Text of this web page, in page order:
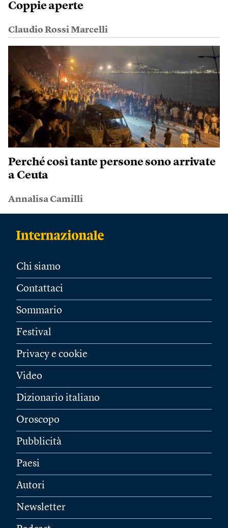
Coppie aperte
Claudio Rossi Marcelli
Perché così tante persone sono arrivate
a Ceuta
Annalisa Camilli
Chi siamo
Contattaci
Sommario
Festival
Privacy e cookie
Video
Dizionario italiano
Oroscopo
Pubblicità
Paesi
Autori
Newsletter